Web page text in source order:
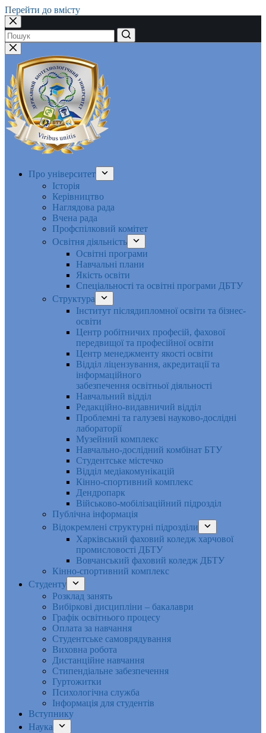
Перейти до вмісту
Немає
результатів
Про університет
Історія
Керівництво
Наглядова рада
Вчена рада
Профспілковий комітет
Освітня діяльність
Освітні програми
Навчальні плани
Якість освіти
Спеціальності та освітні програми ДБТУ
Структура
Інститут післядипломної освіти та бізнес-
освіти
Центр робітничих професій, фахової
передвищої та професійної освіти
Центр менеджменту якості освіти
Відділ ліцензування, акредитації та
інформаційного
забезпечення освітньої діяльності
Навчальний відділ
Редакційно-видавничий відділ
Проблемні та галузеві науково-дослідні
лабораторії
Музейний комплекс
Навчально-дослідний комбінат БТУ
Студентське містечко
Відділ медіакомунікацій
Кінно-спортивний комплекс
Дендропарк
Військово-мобілізаційний підрозділ
Публічна інформація
Відокремлені структурні підрозділи
Харківський фаховий коледж харчової
промисловості ДБТУ
Вовчанський фаховий коледж ДБТУ
Кінно-спортивний комплекс
Студенту
Розклад занять
Вибіркові дисципліни – бакалаври
Графік освітнього процесу
Оплата за навчання
Студентське самоврядування
Виховна робота
Дистанційне навчання
Стипендіальне забезпечення
Гуртожитки
Психологічна служба
Інформація для студентів
Вступнику
Наука